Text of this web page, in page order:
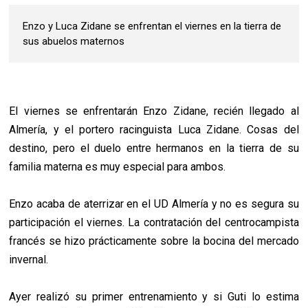
Enzo y Luca Zidane se enfrentan el viernes en la tierra de
sus abuelos maternos
El viernes se enfrentarán Enzo Zidane, recién llegado al
Almería, y el portero racinguista Luca Zidane. Cosas del
destino, pero el duelo entre hermanos en la tierra de su
familia materna es muy especial para ambos.
Enzo acaba de aterrizar en el UD Almería y no es segura su
participación el viernes. La contratación del centrocampista
francés se hizo prácticamente sobre la bocina del mercado
invernal.
Ayer realizó su primer entrenamiento y si Guti lo estima